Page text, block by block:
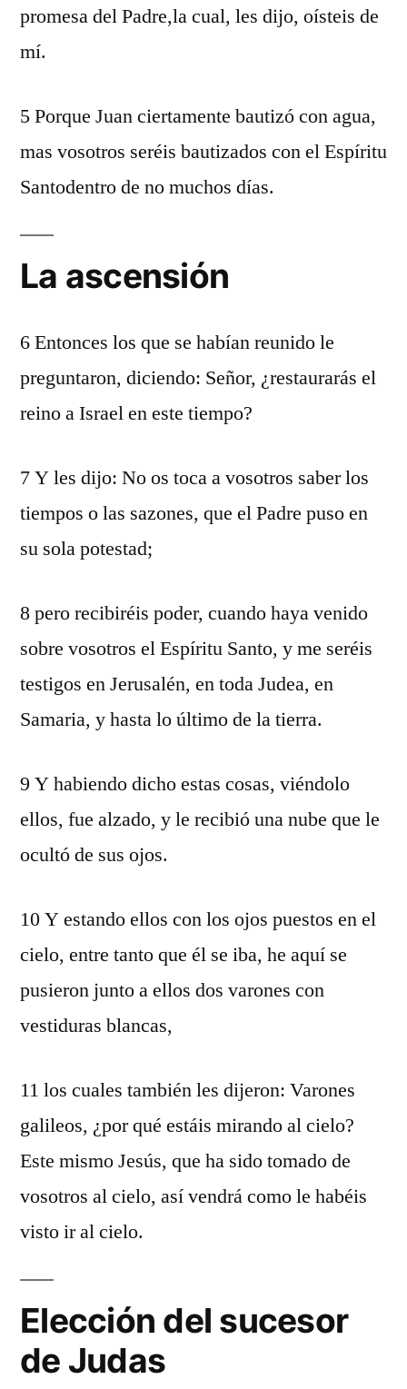
promesa del Padre,la cual, les dijo, oísteis de
mí.
5 Porque Juan ciertamente bautizó con agua,
mas vosotros seréis bautizados con el Espíritu
Santodentro de no muchos días.
La ascensión
6 Entonces los que se habían reunido le
preguntaron, diciendo: Señor, ¿restaurarás el
reino a Israel en este tiempo?
7 Y les dijo: No os toca a vosotros saber los
tiempos o las sazones, que el Padre puso en
su sola potestad;
8 pero recibiréis poder, cuando haya venido
sobre vosotros el Espíritu Santo, y me seréis
testigos en Jerusalén, en toda Judea, en
Samaria, y hasta lo último de la tierra.
9 Y habiendo dicho estas cosas, viéndolo
ellos, fue alzado, y le recibió una nube que le
ocultó de sus ojos.
10 Y estando ellos con los ojos puestos en el
cielo, entre tanto que él se iba, he aquí se
pusieron junto a ellos dos varones con
vestiduras blancas,
11 los cuales también les dijeron: Varones
galileos, ¿por qué estáis mirando al cielo?
Este mismo Jesús, que ha sido tomado de
vosotros al cielo, así vendrá como le habéis
visto ir al cielo.
Elección del sucesor
de Judas